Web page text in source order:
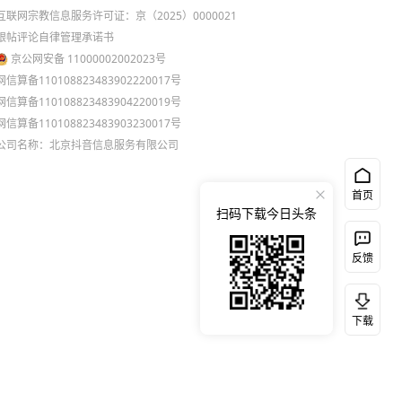
联网宗教信息服务许可证：京（2025）0000021
帖评论自律管理承诺书
京公网安备 11000002002023号
信算备110108823483902220017号
信算备110108823483904220019号
信算备110108823483903230017号
司名称：北京抖音信息服务有限公司
首页
反馈
下载
扫码下载今日头条